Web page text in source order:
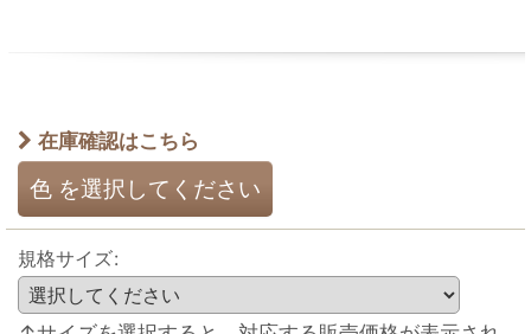
在庫確認はこちら
色 を選択してください
規格サイズ: